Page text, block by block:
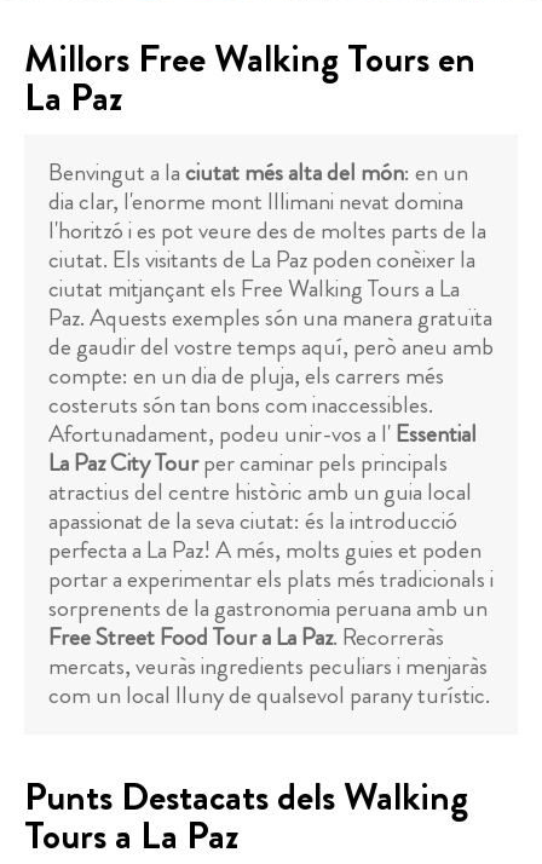
Millors Free Walking Tours en
La Paz
Benvingut a laciutat més alta del món: en un
dia clar, l'enorme mont Illimani nevat domina
l'horitzó i es pot veure des de moltes parts de la
ciutat. Els visitants de La Paz poden conèixer la
ciutat mitjançant els Free Walking Tours a La
Paz. Aquests exemples són una manera gratuïta
de gaudir del vostre temps aquí, però aneu amb
compte: en un dia de pluja, els carrers més
costeruts són tan bons com inaccessibles.
Afortunadament, podeu unir-vos a l'Essential
La Paz City Tourper caminar pels principals
atractius del centre històric amb un guia local
apassionat de la seva ciutat: és la introducció
perfecta a La Paz! A més, molts guies et poden
portar a experimentar els plats més tradicionals i
sorprenents de la gastronomia peruana amb un
Free Street Food Tour a La Paz. Recorreràs
mercats, veuràs ingredients peculiars i menjaràs
com un local lluny de qualsevol parany turístic.
Punts Destacats dels Walking
Tours a La Paz